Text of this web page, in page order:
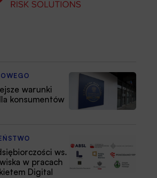
warunki
konsumentów
ws.
w pracach
Digital